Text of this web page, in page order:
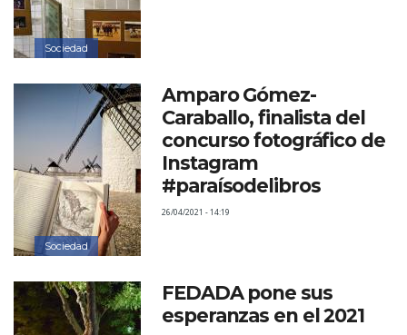
Sociedad
Sociedad
Amparo Gómez-
Caraballo, finalista del
concurso fotográfico de
Instagram
#paraísodelibros
26/04/2021 - 14:19
FEDADA pone sus
esperanzas en el 2021